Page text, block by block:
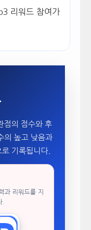
리워드 참여가
점의 점수와 후
의 높고 낮음과
기록됩니다.
과 리워드를 지
.